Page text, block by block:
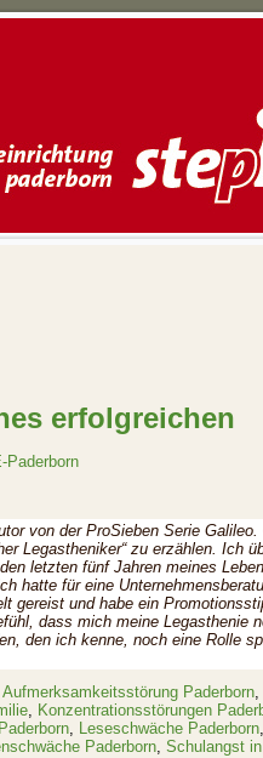
erfolgreichen
Paderborn
von der ProSieben Serie Galileo.
Legastheniker“ zu erzählen. Ich
letzten fünf Jahren meines
hatte für eine
gereist und habe ein
dass mich meine Legasthenie
den ich kenne, noch eine Rolle
Aufmerksamkeitsstörung Paderborn,
, Konzentrationsstörungen
, Leseschwäche Paderborn,
Paderborn, Schulangst